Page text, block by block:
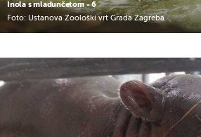
Inola s mladunčetom - 6
Foto: Ustanova Zoološki vrt Grada Zagreba